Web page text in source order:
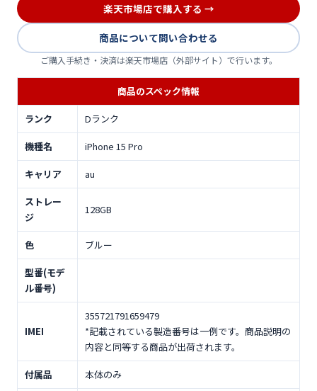
楽天市場店で購入する →
商品について問い合わせる
ご購入手続き・決済は楽天市場店（外部サイト）で行います。
商品のスペック情報
ランク Dランク
機種名 iPhone 15 Pro
キャリア au
ストレー
ジ
128GB
色 ブルー
型番(モデ
ル番号)
IMEI
355721791659479
*記載されている製造番号は一例です。商品説明の
内容と同等する商品が出荷されます。
付属品 本体のみ